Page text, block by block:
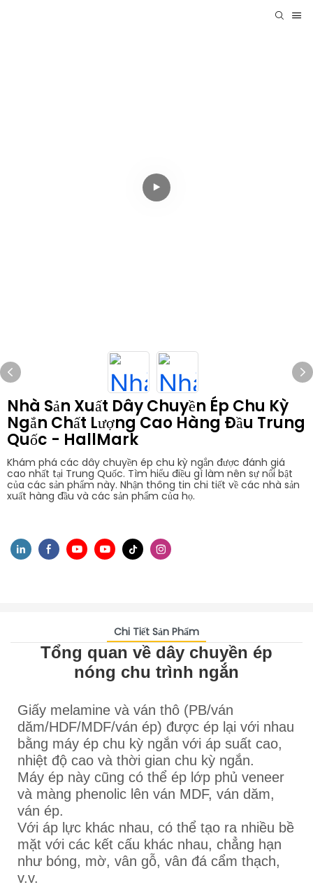
Nhà Sản Xuất Dây Chuyền Ép Chu Kỳ
Ngắn Chất Lượng Cao Hàng Đầu Trung
Quốc - HallMark
Khám phá các dây chuyền ép chu kỳ ngắn được đánh giá
cao nhất tại Trung Quốc. Tìm hiểu điều gì làm nên sự nổi bật
của các sản phẩm này. Nhận thông tin chi tiết về các nhà sản
xuất hàng đầu và các sản phẩm của họ.
Chi Tiết Sản Phẩm
Tổng quan về dây chuyền ép
nóng chu trình ngắn
Giấy melamine và ván thô (PB/ván
dăm/HDF/MDF/ván ép) được ép lại với nhau
bằng máy ép chu kỳ ngắn với áp suất cao,
nhiệt độ cao và thời gian chu kỳ ngắn.
Máy ép này cũng có thể ép lớp phủ veneer
và màng phenolic lên ván MDF, ván dăm,
ván ép.
Với áp lực khác nhau, có thể tạo ra nhiều bề
mặt với các kết cấu khác nhau, chẳng hạn
như bóng, mờ, vân gỗ, vân đá cẩm thạch,
v.v.